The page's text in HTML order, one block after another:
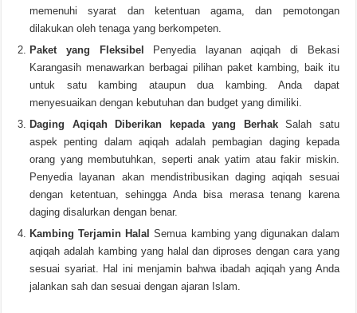
memenuhi syarat dan ketentuan agama, dan pemotongan
dilakukan oleh tenaga yang berkompeten.
Paket yang Fleksibel
Penyedia layanan aqiqah di Bekasi
Karangasih menawarkan berbagai pilihan paket kambing, baik itu
untuk satu kambing ataupun dua kambing. Anda dapat
menyesuaikan dengan kebutuhan dan budget yang dimiliki.
Daging Aqiqah Diberikan kepada yang BerhakSalah satu
aspek penting dalam aqiqah adalah pembagian daging kepada
orang yang membutuhkan, seperti anak yatim atau fakir miskin.
Penyedia layanan akan mendistribusikan daging aqiqah sesuai
dengan ketentuan, sehingga Anda bisa merasa tenang karena
daging disalurkan dengan benar.
Kambing Terjamin Halal Semua kambing yang digunakan dalam
aqiqah adalah kambing yang halal dan diproses dengan cara yang
sesuai syariat. Hal ini menjamin bahwa ibadah aqiqah yang Anda
jalankan sah dan sesuai dengan ajaran Islam.